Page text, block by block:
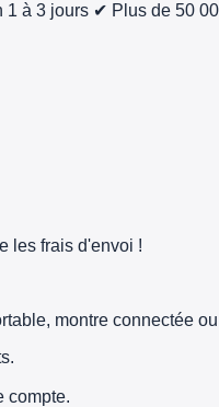
1 à 3 jours ✔ Plus de 50
les frais d'envoi !
montre connectée
compte.